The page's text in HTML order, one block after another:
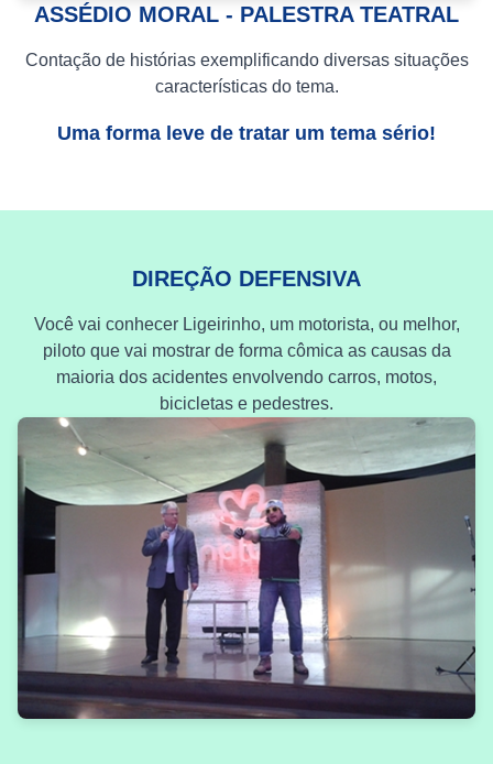
ASSÉDIO MORAL - PALESTRA TEATRAL
Contação de histórias exemplificando diversas situações
características do tema.
Uma forma leve de tratar um tema sério!
DIREÇÃO DEFENSIVA
Você vai conhecer Ligeirinho, um motorista, ou melhor,
piloto que vai mostrar de forma cômica as causas da
maioria dos acidentes envolvendo carros, motos,
bicicletas e pedestres.